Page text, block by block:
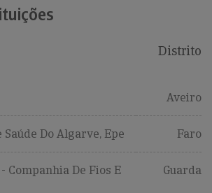
Distrito
Aveiro
Do Algarve, Epe Faro
Companhia De Fios E
Guarda